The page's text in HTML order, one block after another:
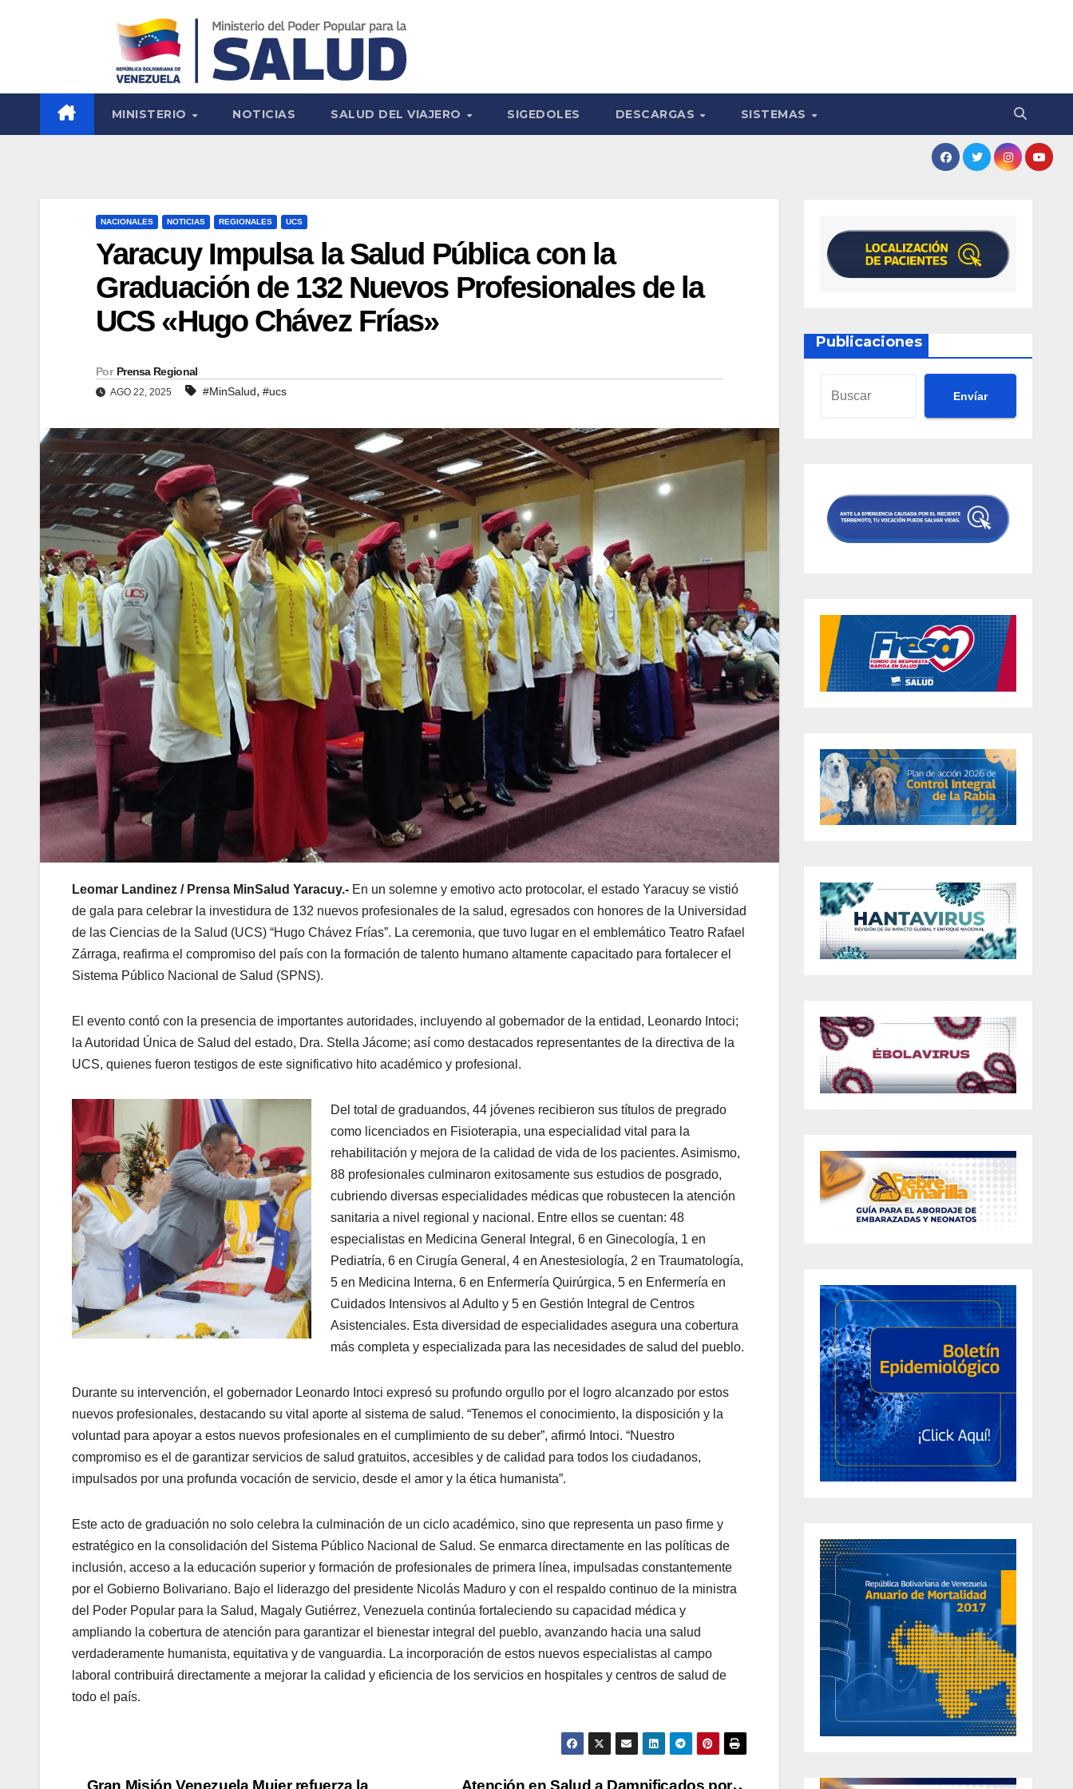
MINISTERIO NOTICIAS SALUD DEL VIAJERO SIGEDOLES DESCARGAS SISTEMAS
NACIONALES NOTICIAS REGIONALES UCS
Yaracuy Impulsa la Salud Pública con la
Graduación de 132 Nuevos Profesionales de la
UCS «Hugo Chávez Frías»
Por Prensa Regional
AGO 22, 2025 #MinSalud, #ucs
Leomar Landinez / Prensa MinSalud Yaracuy.- En un solemne y emotivo acto protocolar, el estado Yaracuy se vistió
de gala para celebrar la investidura de 132 nuevos profesionales de la salud, egresados con honores de la Universidad
de las Ciencias de la Salud (UCS) “Hugo Chávez Frías”. La ceremonia, que tuvo lugar en el emblemático Teatro Rafael
Zárraga, reafirma el compromiso del país con la formación de talento humano altamente capacitado para fortalecer el
Sistema Público Nacional de Salud (SPNS).
El evento contó con la presencia de importantes autoridades, incluyendo al gobernador de la entidad, Leonardo Intoci;
la Autoridad Única de Salud del estado, Dra. Stella Jácome; así como destacados representantes de la directiva de la
UCS, quienes fueron testigos de este significativo hito académico y profesional.
Del total de graduandos, 44 jóvenes recibieron sus títulos de pregrado
como licenciados en Fisioterapia, una especialidad vital para la
rehabilitación y mejora de la calidad de vida de los pacientes. Asimismo,
88 profesionales culminaron exitosamente sus estudios de posgrado,
cubriendo diversas especialidades médicas que robustecen la atención
sanitaria a nivel regional y nacional. Entre ellos se cuentan: 48
especialistas en Medicina General Integral, 6 en Ginecología, 1 en
Pediatría, 6 en Cirugía General, 4 en Anestesiología, 2 en Traumatología,
5 en Medicina Interna, 6 en Enfermería Quirúrgica, 5 en Enfermería en
Cuidados Intensivos al Adulto y 5 en Gestión Integral de Centros
Asistenciales. Esta diversidad de especialidades asegura una cobertura
más completa y especializada para las necesidades de salud del pueblo.
Durante su intervención, el gobernador Leonardo Intoci expresó su profundo orgullo por el logro alcanzado por estos
nuevos profesionales, destacando su vital aporte al sistema de salud. “Tenemos el conocimiento, la disposición y la
voluntad para apoyar a estos nuevos profesionales en el cumplimiento de su deber”, afirmó Intoci. “Nuestro
compromiso es el de garantizar servicios de salud gratuitos, accesibles y de calidad para todos los ciudadanos,
impulsados por una profunda vocación de servicio, desde el amor y la ética humanista”.
Este acto de graduación no solo celebra la culminación de un ciclo académico, sino que representa un paso firme y
estratégico en la consolidación del Sistema Público Nacional de Salud. Se enmarca directamente en las políticas de
inclusión, acceso a la educación superior y formación de profesionales de primera línea, impulsadas constantemente
por el Gobierno Bolivariano. Bajo el liderazgo del presidente Nicolás Maduro y con el respaldo continuo de la ministra
del Poder Popular para la Salud, Magaly Gutiérrez, Venezuela continúa fortaleciendo su capacidad médica y
ampliando la cobertura de atención para garantizar el bienestar integral del pueblo, avanzando hacia una salud
verdaderamente humanista, equitativa y de vanguardia. La incorporación de estos nuevos especialistas al campo
laboral contribuirá directamente a mejorar la calidad y eficiencia de los servicios en hospitales y centros de salud de
todo el país.
Atención en Salud a Damnificados por
Gran Misión Venezuela Mujer refuerza la
Publicaciones
Envíar